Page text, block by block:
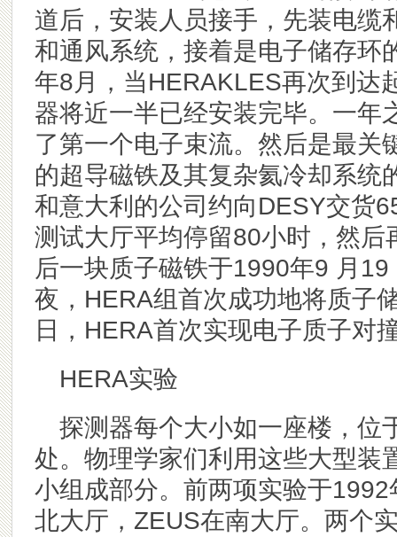
道后，安装人员接手，先装电缆
和通风系统，接着是电子储存环
年8月，当HERAKLES再次到达
器将近一半已经安装完毕。一年
了第一个电子束流。然后是最关
的超导磁铁及其复杂氦冷却系统
和意大利的公司约向DESY交货
测试大厅平均停留80小时，然
后一块质子磁铁于1990年9 月
夜，HERA组首次成功地将质子
日，HERA首次实现电子质子对
HERA实验
探测器每个大小如一座楼，位
处。物理学家们利用这些大型装
小组成部分。前两项实验于1992
北大厅，ZEUS在南大厅。两个